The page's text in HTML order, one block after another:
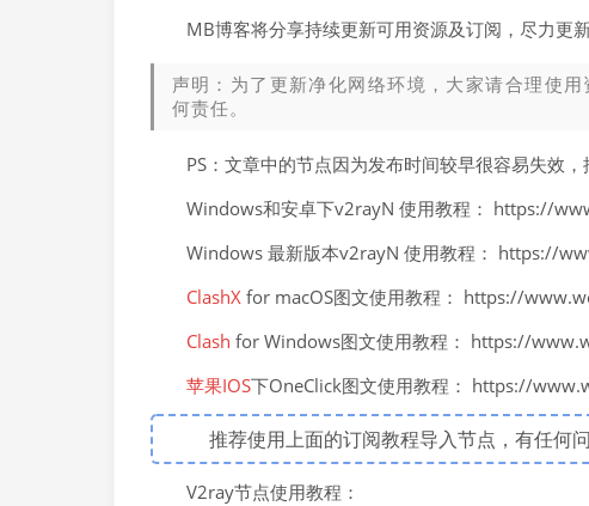
MB博客将分享持续更新可用资源及订阅，尽力更
声明：为了更新净化网络环境，大家请合理使
何责任。
PS：文章中的节点因为发布时间较早很容易失效
Windows和安卓下v2rayN 使用教程： https://
Windows 最新版本v2rayN 使用教程： https://
ClashXfor macOS图文使用教程： https://
Clashfor Windows图文使用教程： https://
苹果IOS下OneClick图文使用教程： https://
推荐使用上面的订阅教程导入节点，有任何
V2ray节点使用教程：